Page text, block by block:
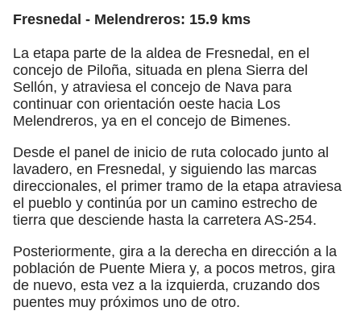
Fresnedal - Melendreros: 15.9 kms
La etapa parte de la aldea de Fresnedal, en el
concejo de Piloña, situada en plena Sierra del
Sellón, y atraviesa el concejo de Nava para
continuar con orientación oeste hacia Los
Melendreros, ya en el concejo de Bimenes.
Desde el panel de inicio de ruta colocado junto al
lavadero, en Fresnedal, y siguiendo las marcas
direccionales, el primer tramo de la etapa atraviesa
el pueblo y continúa por un camino estrecho de
tierra que desciende hasta la carretera AS-254.
Posteriormente, gira a la derecha en dirección a la
población de Puente Miera y, a pocos metros, gira
de nuevo, esta vez a la izquierda, cruzando dos
puentes muy próximos uno de otro.